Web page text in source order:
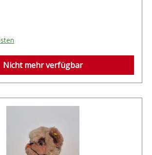
Nicht mehr verfügbar